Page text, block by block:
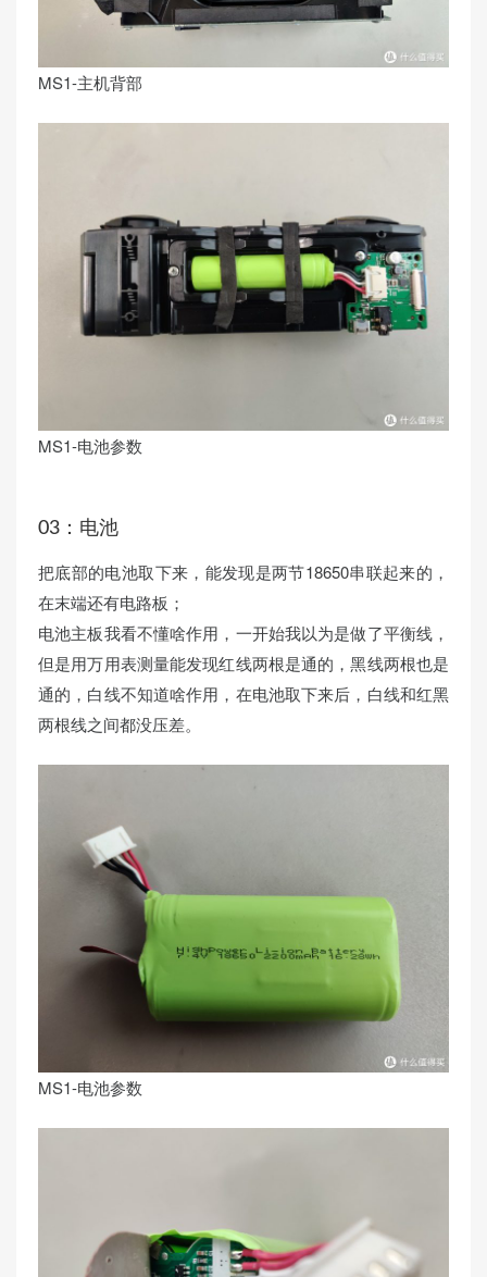
MS1-主机背部
MS1-电池参数
03：电池
把底部的电池取下来，能发现是两节18650串联起来的，
在末端还有电路板；
电池主板我看不懂啥作用，一开始我以为是做了平衡线，
但是用万用表测量能发现红线两根是通的，黑线两根也是
通的，白线不知道啥作用，在电池取下来后，白线和红黑
两根线之间都没压差。
MS1-电池参数